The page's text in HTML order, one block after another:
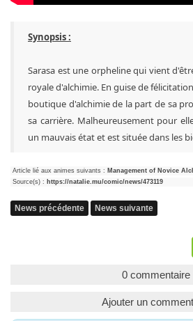
Synopsis :
Sarasa est une orpheline qui vient
royale d'alchimie. En guise de
boutique d'alchimie de la part de sa
sa carrière. Malheureusement pour
un mauvais état et est située dans les
Article lié aux animes suivants : Management of Novice
Source(s) : https://natalie.mu/comic/news/473119
News précédente News suivante
0 commentaire
Ajouter un